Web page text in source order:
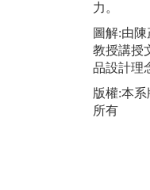
力。
圖解:由陳
教授講授
品設計理
版權:本系
所有